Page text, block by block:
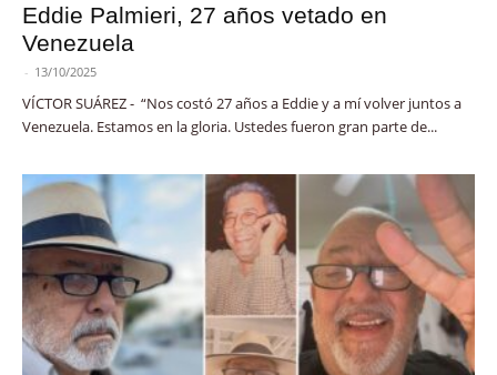
Eddie Palmieri, 27 años vetado en
Venezuela
- 13/10/2025
VÍCTOR SUÁREZ - “Nos costó 27 años a Eddie y a mí volver juntos a
Venezuela. Estamos en la gloria. Ustedes fueron gran parte de...